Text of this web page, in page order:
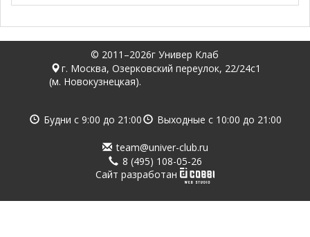
© 2011–2026г Универ Клаб
г. Москва, Озерковский переулок, 22/24с1
(м. Новокузнецкая).
Будни с 9:00 до 21:00 Выходные с 10:00 до 21:00
team@univer-club.ru
8 (495) 108-05-26
Cайт разработан